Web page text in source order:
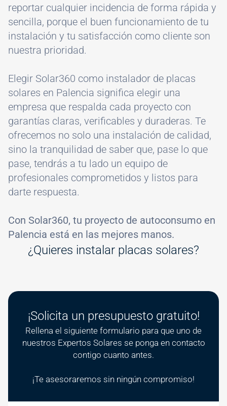
reportar cualquier incidencia de forma rápida y
sencilla, porque el buen funcionamiento de tu
instalación y tu satisfacción como cliente son
nuestra prioridad.
Elegir Solar360 como instalador de placas
solares en Palencia significa elegir una
empresa que respalda cada proyecto con
garantías claras, verificables y duraderas. Te
ofrecemos no solo una instalación de calidad,
sino la tranquilidad de saber que, pase lo que
pase, tendrás a tu lado un equipo de
profesionales comprometidos y listos para
darte respuesta.
Con Solar360, tu proyecto de autoconsumo en
Palencia está en las mejores manos.
¿Quieres instalar placas solares?
¡Solicita un presupuesto gratuito!
Rellena el siguiente formulario para que uno de
nuestros Expertos Solares se ponga en contacto
contigo cuanto antes.
¡Te asesoraremos sin ningún compromiso!